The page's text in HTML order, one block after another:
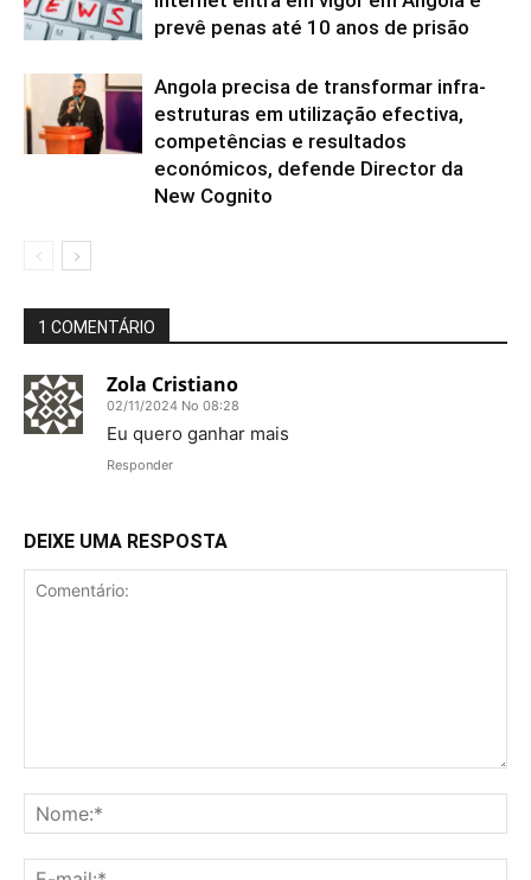
prevê penas até 10 anos de prisão
Angola precisa de transformar infra-
estruturas em utilização efectiva,
competências e resultados
económicos, defende Director da
New Cognito
1 COMENTÁRIO
Zola Cristiano
02/11/2024 No 08:28
Eu quero ganhar mais
Responder
DEIXE UMA RESPOSTA